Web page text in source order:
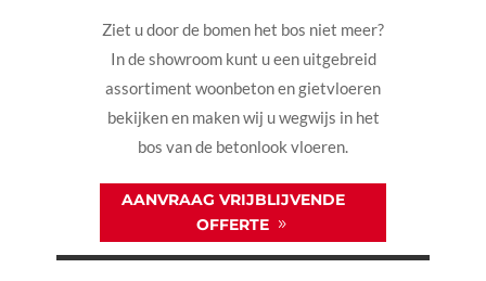
Ziet u door de bomen het bos niet meer?
In de showroom kunt u een uitgebreid
assortiment woonbeton en gietvloeren
bekijken en maken wij u wegwijs in het
bos van de betonlook vloeren.
AANVRAAG VRIJBLIJVENDE
OFFERTE